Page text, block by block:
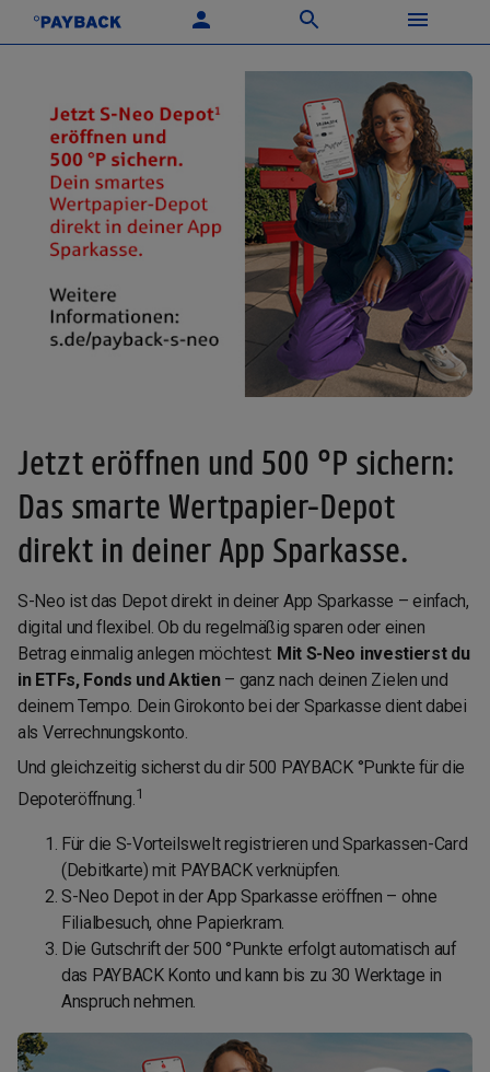
Jetzt eröffnen und 500 °P sichern:
Das smarte Wertpapier-Depot
direkt in deiner App Sparkasse.
S-Neo ist das Depot direkt in deiner App Sparkasse – einfach,
digital und flexibel. Ob du regelmäßig sparen oder einen
Betrag einmalig anlegen möchtest: Mit S-Neo investierst du
in ETFs, Fonds und Aktien– ganz nach deinen Zielen und
deinem Tempo. Dein Girokonto bei der Sparkasse dient dabei
als Verrechnungskonto.
Und gleichzeitig sicherst du dir 500 PAYBACK °Punkte für die
Depoteröffnung.1
Für die S-Vorteilswelt registrieren und Sparkassen-Card
(Debitkarte) mit PAYBACK verknüpfen.
S-Neo Depot in der App Sparkasse eröffnen – ohne
Filialbesuch, ohne Papierkram.
Die Gutschrift der 500 °Punkte erfolgt automatisch auf
das PAYBACK Konto und kann bis zu 30 Werktage in
Anspruch nehmen.